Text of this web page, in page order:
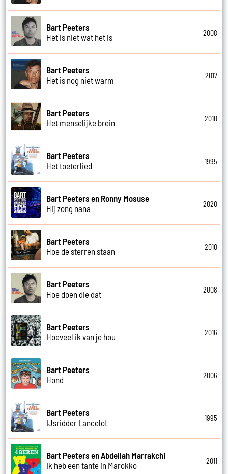
Bart Peeters
Het is niet wat het is
2008
Bart Peeters
Het is nog niet warm
2017
Bart Peeters
Het menselijke brein
2010
Bart Peeters
Het toeterlied
1995
Bart Peeters en Ronny Mosuse
Hij zong nana
2020
Bart Peeters
Hoe de sterren staan
2010
Bart Peeters
Hoe doen die dat
2008
Bart Peeters
Hoeveel ik van je hou
2016
Bart Peeters
Hond
2006
Bart Peeters
IJsridder Lancelot
1995
Bart Peeters en Abdellah Marrakchi
Ik heb een tante in Marokko
2011